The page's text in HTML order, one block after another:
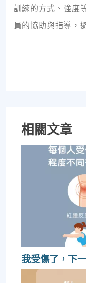
訓練的方式、強度
員的協助與指導，
相關文章
我受傷了，下